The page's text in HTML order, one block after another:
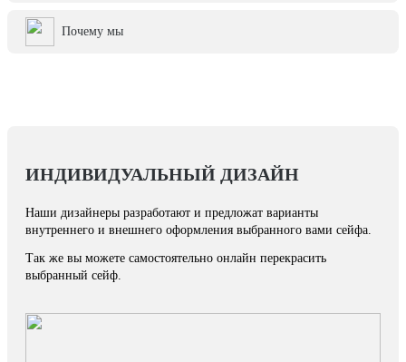
Почему мы
ИНДИВИДУАЛЬНЫЙ ДИЗАЙН
Наши дизайнеры разработают и предложат варианты
внутреннего и внешнего оформления выбранного вами сейфа.
Так же вы можете самостоятельно онлайн перекрасить
выбранный сейф.